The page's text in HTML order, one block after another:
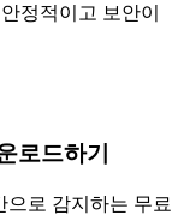
정적이고 보안이
로드하기
으로 감지하는 무료